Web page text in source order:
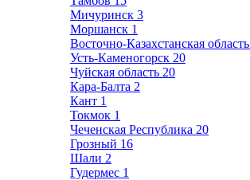
Мичуринск 3
Моршанск 1
Восточно-Казахстанская область
Усть-Каменогорск 20
Чуйская область 20
Кара-Балта 2
Кант 1
Токмок 1
Чеченская Республика 20
Грозный 16
Шали 2
Гудермес 1